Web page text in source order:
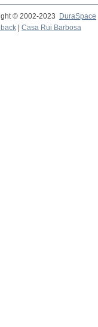
© 2002-2023
DuraSpace
Casa Rui Barbosa